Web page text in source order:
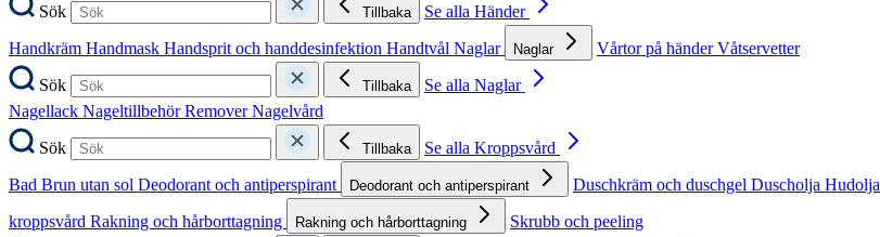
Sök
Tillbaka
Se alla Händer
Handkräm Handmask Handsprit och handdesinfektion Handtvål Naglar Naglar Vårtor på händerVåtservetter
Sök
Tillbaka
Se alla Naglar
Nagellack NageltillbehörRemoverNagelvård
Sök
Tillbaka
Se alla Kroppsvård
Bad Brun utan sol Deodorant och antiperspirant Deodorant och antiperspirant Duschkräm och duschgel Duscholja Hudolja
kroppsvård Rakning och hårborttagning Rakning och hårborttagning
Skrubb och peeling